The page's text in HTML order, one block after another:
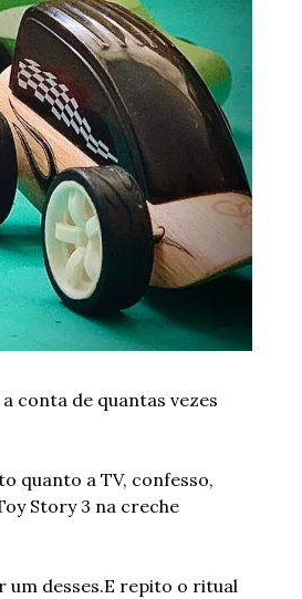
conta de quantas vezes
quanto a TV, confesso,
Story 3 na creche
um desses.E repito o ritual